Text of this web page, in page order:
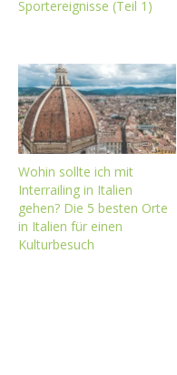
Sportereignisse (Teil 1)
Wohin sollte ich mit
Interrailing in Italien
gehen? Die 5 besten Orte
in Italien für einen
Kulturbesuch